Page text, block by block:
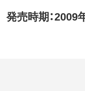
発売時期：2009